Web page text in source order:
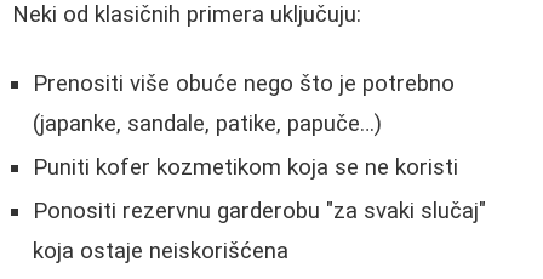
Neki od klasičnih primera uključuju:
Prenositi više obuće nego što je potrebno
(japanke, sandale, patike, papuče…)
Puniti kofer kozmetikom koja se ne koristi
Ponositi rezervnu garderobu "za svaki slučaj"
koja ostaje neiskorišćena